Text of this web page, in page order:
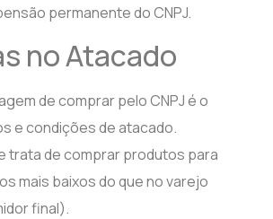
permanente do CNPJ.
no Atacado
de comprar pelo CNPJ é o
e condições de atacado.
trata de comprar produtos para
mais baixos do que no varejo
final).